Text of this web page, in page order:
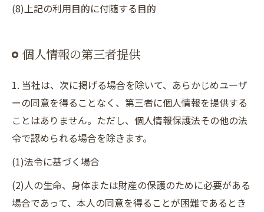
(8)上記の利用目的に付随する目的
個人情報の第三者提供
1. 当社は、次に掲げる場合を除いて、あらかじめユーザ
ーの同意を得ることなく、第三者に個人情報を提供する
ことはありません。ただし、個人情報保護法その他の法
令で認められる場合を除きます。
(1)法令に基づく場合
(2)人の生命、身体または財産の保護のために必要がある
場合であって、本人の同意を得ることが困難であるとき